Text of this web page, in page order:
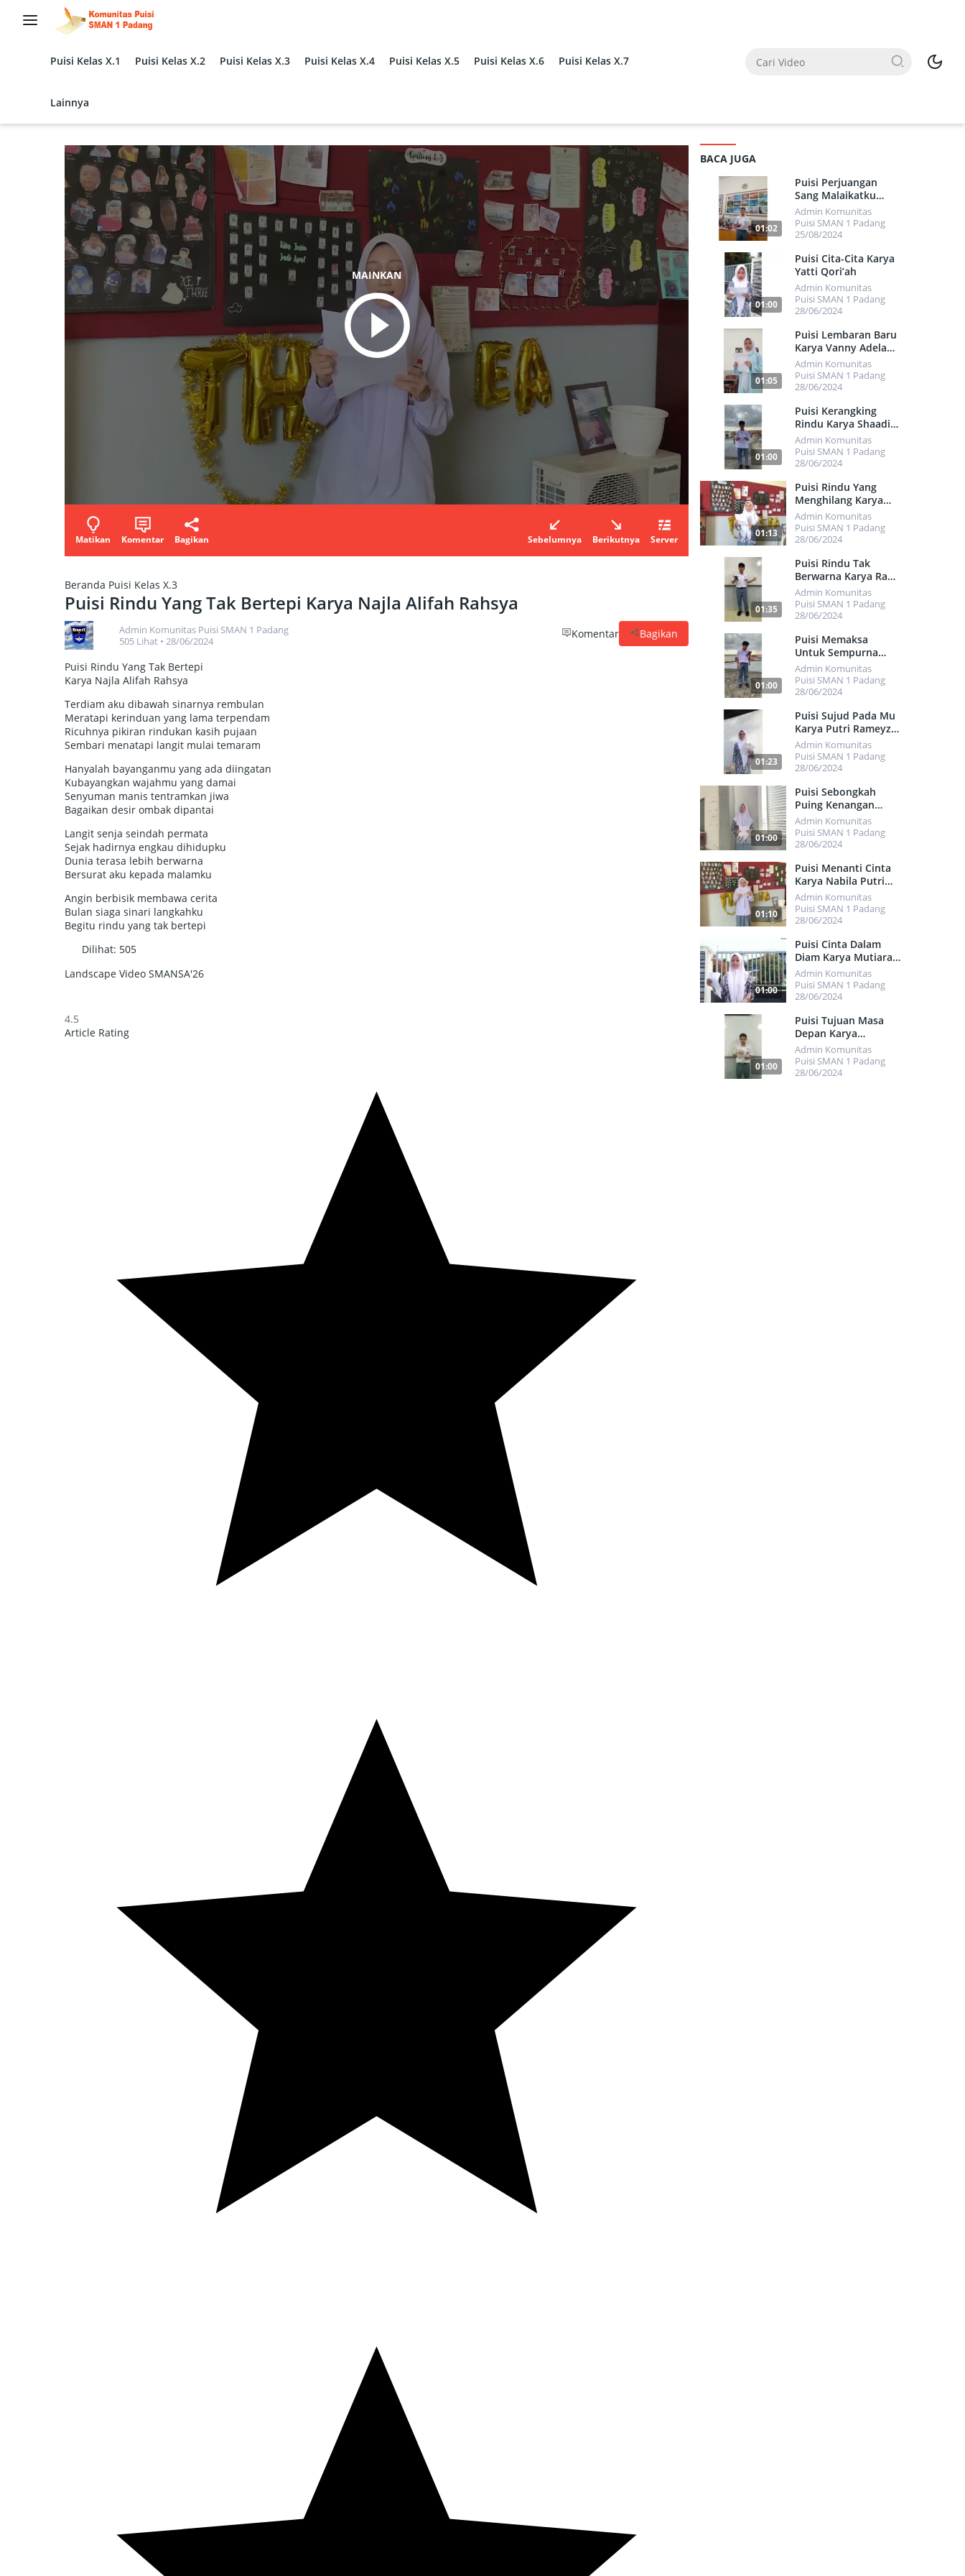
Puisi Kelas X.1
Puisi Kelas X.2 Puisi Kelas X.3 Puisi Kelas X.4 Puisi Kelas X.5 Puisi Kelas X.6 Puisi Kelas X.7
Lainnya
MAINKAN
Matikan Komentar Bagikan Sebelumnya Berikutnya Server
Beranda Puisi Kelas X.3
Puisi Rindu Yang Tak Bertepi Karya Najla Alifah Rahsya
Admin Komunitas Puisi SMAN 1 Padang
505 Lihat • 28/06/2024
Komentar Bagikan
Puisi Rindu Yang Tak Bertepi
Karya Najla Alifah Rahsya
Terdiam aku dibawah sinarnya rembulan
Meratapi kerinduan yang lama terpendam
Ricuhnya pikiran rindukan kasih pujaan
Sembari menatapi langit mulai temaram
Hanyalah bayanganmu yang ada diingatan
Kubayangkan wajahmu yang damai
Senyuman manis tentramkan jiwa
Bagaikan desir ombak dipantai
Langit senja seindah permata
Sejak hadirnya engkau dihidupku
Dunia terasa lebih berwarna
Bersurat aku kepada malamku
Angin berbisik membawa cerita
Bulan siaga sinari langkahku
Begitu rindu yang tak bertepi
Dilihat: 505
Landscape Video SMANSA'26
4.5
Article Rating
BACA JUGA
7676
01:02
Puisi Perjuangan
Sang Malaikatku
Karya Herdi
Immanuel
Admin Komunitas
Puisi SMAN 1 Padang
25/08/2024
500
01:00
Puisi Cita-Cita Karya
Yatti Qori’ah
Admin Komunitas
Puisi SMAN 1 Padang
28/06/2024
552
01:05
Puisi Lembaran Baru
Karya Vanny Adela
Putri
Admin Komunitas
Puisi SMAN 1 Padang
28/06/2024
450
01:00
Puisi Kerangking
Rindu Karya Shaadiq
Faraas Yulson
Admin Komunitas
Puisi SMAN 1 Padang
28/06/2024
475
01:13
Puisi Rindu Yang
Menghilang Karya
Selvia Mulianisa
Admin Komunitas
Puisi SMAN 1 Padang
28/06/2024
491
01:35
Puisi Rindu Tak
Berwarna Karya Rafi
Abrar Gusman
Admin Komunitas
Puisi SMAN 1 Padang
28/06/2024
461
01:00
Puisi Memaksa
Untuk Sempurna
Karya Rafasha
Alvarez Santiaki
Admin Komunitas
Puisi SMAN 1 Padang
28/06/2024
506
01:23
Puisi Sujud Pada Mu
Karya Putri Rameyza
Alya
Admin Komunitas
Puisi SMAN 1 Padang
28/06/2024
486
01:00
Puisi Sebongkah
Puing Kenangan
Karya Patricia
Fawwazah Putri
Fernando
Admin Komunitas
Puisi SMAN 1 Padang
28/06/2024
01:10
Puisi Menanti Cinta
Karya Nabila Putri
Ziyandri
Admin Komunitas
Puisi SMAN 1 Padang
28/06/2024
751
01:00
Puisi Cinta Dalam
Diam Karya Mutiara
Rhamadani Anadra
Admin Komunitas
Puisi SMAN 1 Padang
28/06/2024
01:00
Puisi Tujuan Masa
Depan Karya
Muhammad Hafizh Al
Atsary
Admin Komunitas
Puisi SMAN 1 Padang
28/06/2024